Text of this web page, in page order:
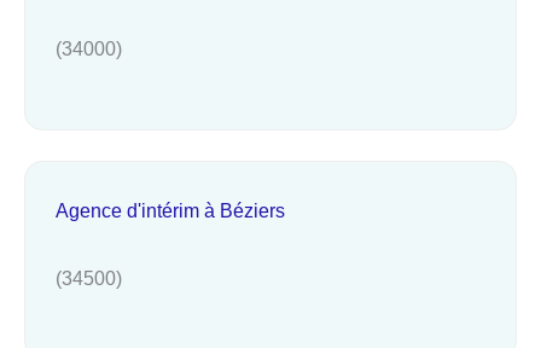
(34000)
Agence d'intérim à Béziers
(34500)